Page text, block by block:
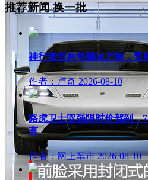
推荐新闻换一批
神行者目标年销30万辆，要
作者：卢奇 2026-08-10
路虎卫士驭强限时价驾到，
有
作者：网上车市 2026-08-10